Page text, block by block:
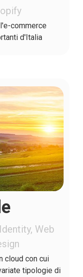
commerce
d'Italia
Web
cloud con cui
tipologie di